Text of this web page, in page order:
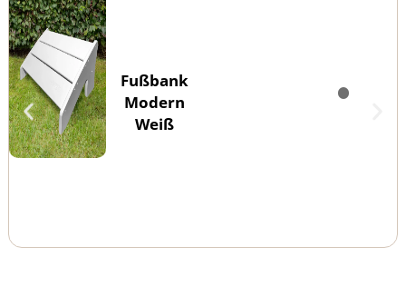
Fußbank
Modern
Weiß